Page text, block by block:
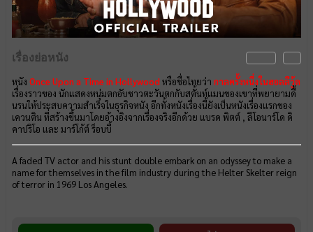
เรื่องย่อหนัง
หนัง Once Upon a Time in Hollywoodหรือชื่อไทยว่า กาลครั้งหนึ่งในฮอลลีวู้ด
เรื่องราวของ นักแสดงหนุ่มตกอับชาวตะวันตกกับสตั้นท์แมนของเขาที่พยายามดื้
นรนให้ประสบความสำเร็จในธุรกิจหนัง อีกทั้งหนังเรื่องนี้ยังเป็นหนังเรื่องแรกของ
เควนติน ที่สร้างขึ้นมาโดยอ้างอิงจากเรื่องจริงอีกด้วย แบรด พิตต์ , ลีโอนาร์โด ดิ
คาปริโอ และ มาร์โก้ต์ ร็อบบี้
A faded TV actor and his stunt double embark on an odyssey to make a
name for themselves in the film industry during the Helter Skelter reign
of terror in 1969 Los Angeles.